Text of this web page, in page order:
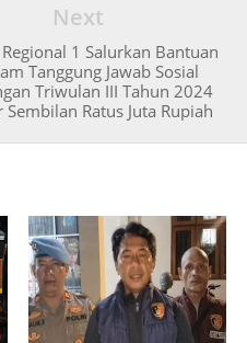
Next
Regional 1 Salurkan Bantuan
Tanggung Jawab Sosial
Triwulan III Tahun 2024
Sembilan Ratus Juta Rupiah